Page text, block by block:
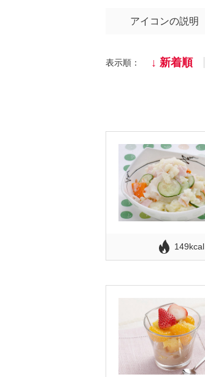
アイコンの説明
表示順： 新着順
149kcal